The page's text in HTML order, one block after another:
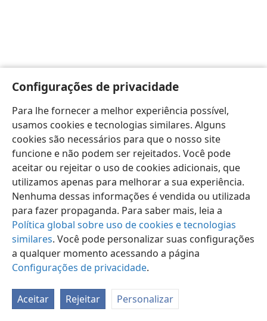
Configurações de privacidade
Para lhe fornecer a melhor experiência possível,
usamos cookies e tecnologias similares. Alguns
cookies são necessários para que o nosso site
funcione e não podem ser rejeitados. Você pode
aceitar ou rejeitar o uso de cookies adicionais, que
utilizamos apenas para melhorar a sua experiência.
Nenhuma dessas informações é vendida ou utilizada
para fazer propaganda. Para saber mais, leia a
Política global sobre uso de cookies e tecnologias
similares. Você pode personalizar suas configurações
a qualquer momento acessando a página
Configurações de privacidade.
Aceitar Rejeitar Personalizar
Português (Brasil) Preferências
Copyright© 2026 Watch Tower Bible and Tract Society of Pennsylvania
Termos de Uso
Política de Privacidade
Configurações de Privacidade
JW.ORG Login